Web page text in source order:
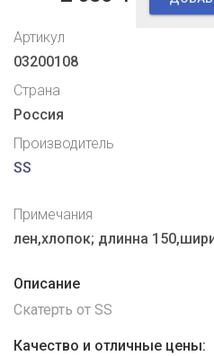
Артикул
03200108
Страна
Россия
Производитель
SS
Примечания
лен,хлопок; длинна
Описание
Скатерть от SS
Качество и отличные цены: